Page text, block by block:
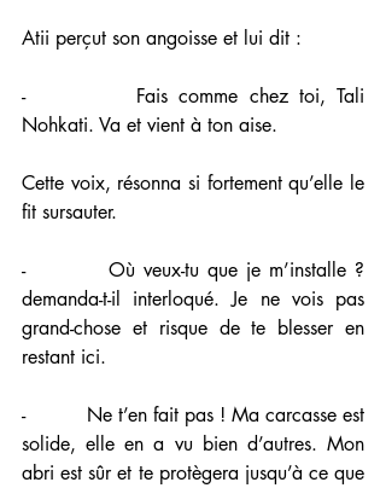
Atii perçut son angoisse et lui dit :
-          Fais comme chez toi, Tali
Nohkati. Va et vient à ton aise.
Cette voix, résonna si fortement qu’elle le
fit sursauter.
-          Où veux-tu que je m’installe ?
demanda-t-il interloqué. Je ne vois pas
grand-chose et risque de te blesser en
restant ici.
-          Ne t’en fait pas ! Ma carcasse est
solide, elle en a vu bien d’autres. Mon
abri est sûr et te protègera jusqu’à ce que